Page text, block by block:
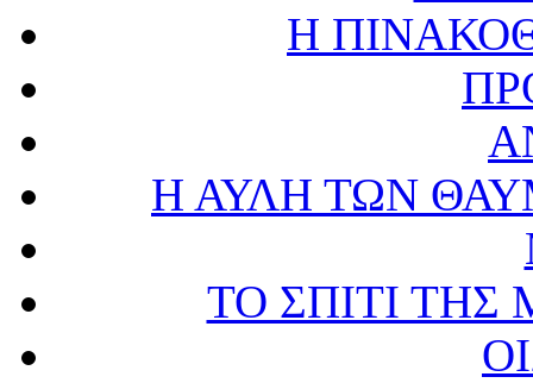
Η
Η ΑΥΛΗ ΤΩΝ
ΤΟ ΣΠΙΤΙ